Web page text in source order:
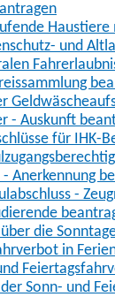
Haustiere
und
- Auskunft
für IHK-
- Anerkennung
-
die
in
Sonn- und